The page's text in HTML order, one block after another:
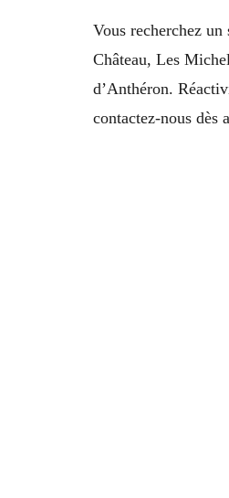
Vous recherchez
Château, Les
d’Anthéron.
contactez-nous dès